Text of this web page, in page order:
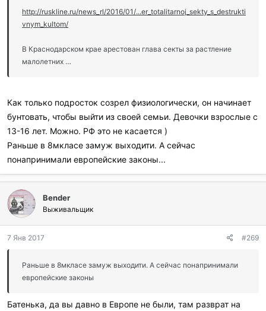
http://ruskline.ru/news_rl/2016/01/...er_totalitarnoj_sekty_s_destrukti
vnym_kultom/
В Краснодарском крае арестован глава секты за растление
малолетних …
Как только подросток созрел физиологически, он начинает
бунтовать, чтобы выйти из своей семьи. Девочки взрослые с
13-16 лет. Можно. РФ это не касается )
Раньше в 8мкласе замуж выходити. А сейчас
понапринимали европейские законы...
Bender
Выживальщик
7 Янв 2017 #269
Раньше в 8мкласе замуж выходити. А сейчас понапринимали
европейские законы
Батенька, да вы давно в Европе не были, там разврат на